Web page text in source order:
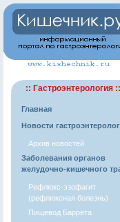
:: Гастроэнтерология ::
Главная
Новости
Архив новостей
Заболевания органов
желудочно-кишечного
Рефлюкс-эзофагит
(рефлюксная болезнь)
Пищевод Баррета